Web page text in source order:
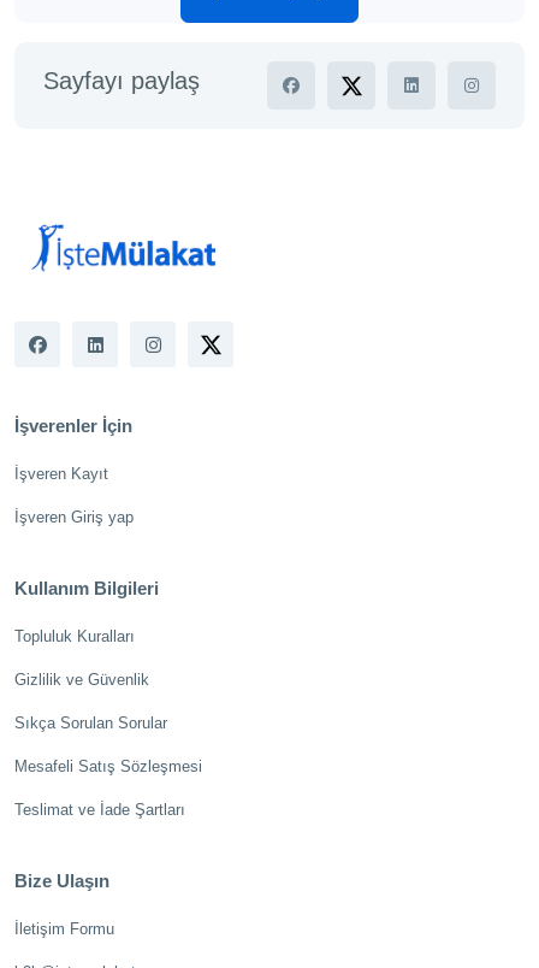
Sayfayı paylaş
İşverenler İçin
İşveren Kayıt
İşveren Giriş yap
Kullanım Bilgileri
Topluluk Kuralları
Gizlilik ve Güvenlik
Sıkça Sorulan Sorular
Mesafeli Satış Sözleşmesi
Teslimat ve İade Şartları
Bize Ulaşın
İletişim Formu